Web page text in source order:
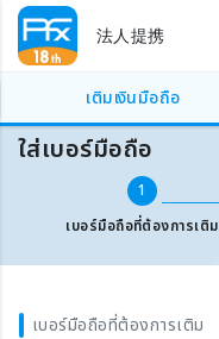
法人提携
เติมเงินมือถือ
เติมเงินเบอร์มือถือต่างประเทศ
ใส่เบอร์มือถือ
1
เบอร์มือถือที่ต้องการเติม
เบอร์มือถือที่ต้องการเติม